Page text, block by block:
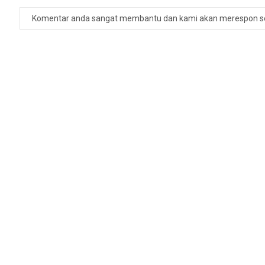
Komentar anda sangat membantu dan kami akan merespon